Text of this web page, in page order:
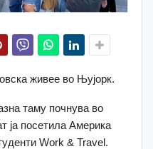
живее во Њујорк.
таму почнува во
ја посетила Америка
Work & Travel.